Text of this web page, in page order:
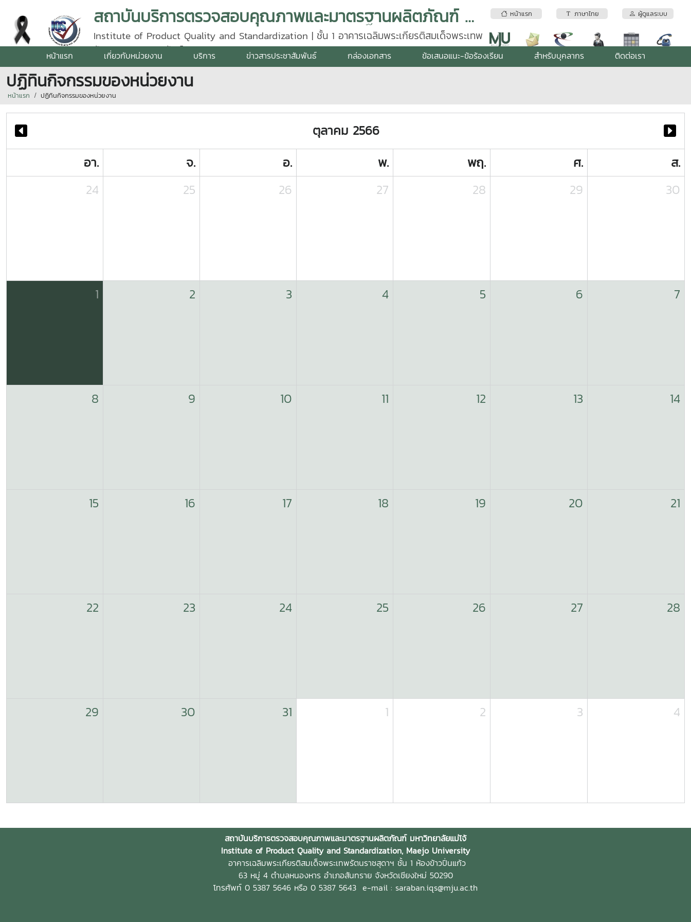
หน้าแรก ภาษาไทย ผู้ดูแลระบบ
สถาบันบริการตรวจสอบคุณภาพและมาตรฐานผลิตภัณฑ์ มหาวิทยาลัยแม่โจ้
Institute of Product Quality and Standardization | ชั้น 1 อาคารเฉลิมพระเกียรติสมเด็จพระเทพ
รัตนราชสุดา | โทรศัพท์ 0 5387 5640
หน้าแรก เกี่ยวกับหน่วยงาน บริการ ข่าวสารประชาสัมพันธ์ กล่องเอกสาร ข้อเสนอแนะ-ข้อร้องเรียน สำหรับบุคลากร ติดต่อเรา
ปฏิทินกิจกรรมของหน่วยงาน
หน้าแรก ปฏิทินกิจกรรมของหน่วยงาน
ตุลาคม 2566
อา.
จ. อ. พ. พฤ. ศ.
ส.
24
25 26 27 28 29 30
1 2 3 4 5 6 7
8 9 10 11 12 13 14
15 16 17 18 19 20 21
22 23 24 25 26 27 28
29 30 31 1 2 3 4
สถาบันบริการตรวจสอบคุณภาพและมาตรฐานผลิตภัณฑ์ มหาวิทยาลัยแม่โจ้
Institute of Product Quality and Standardization, Maejo University
อาคารเฉลิมพระเกียรติสมเด็จพระเทพรัตนราชสุดาฯ ชั้น 1 ห้องข้าวปิ่นแก้ว
63 หมู่ 4 ตำบลหนองหาร อำเภอสันทราย จังหวัดเชียงใหม่ 50290
โทรศัพท์ 0 5387 5646 หรือ 0 5387 5643 e-mail : saraban.iqs@mju.ac.th